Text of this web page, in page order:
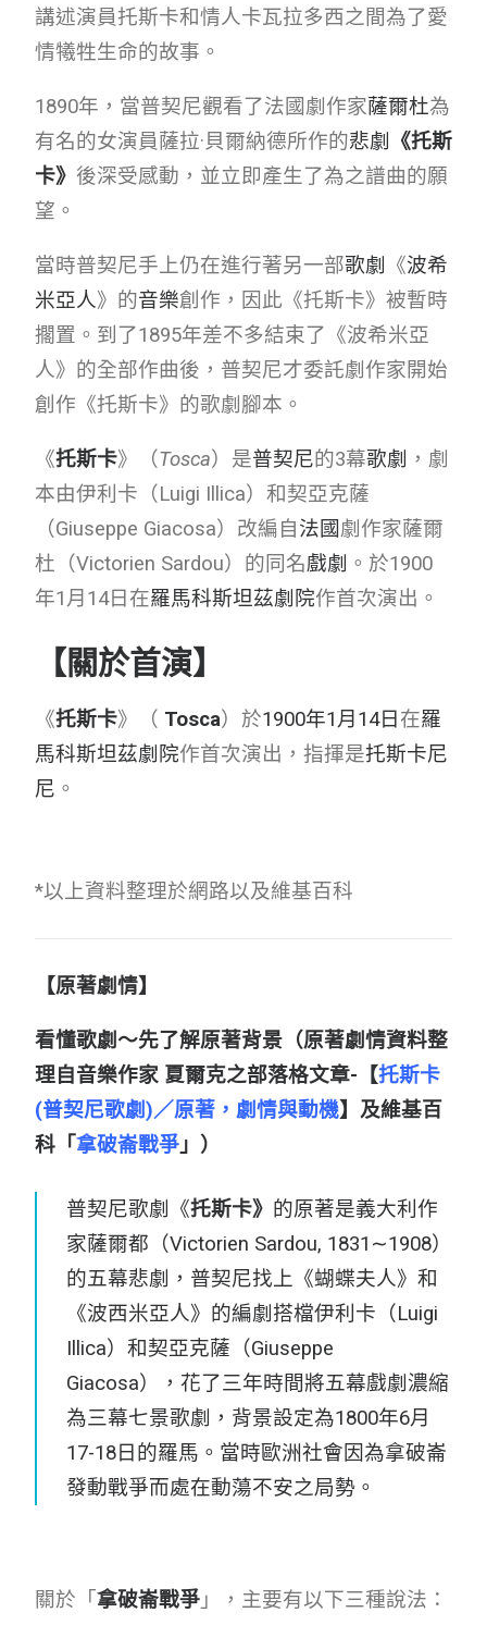
講述演員托斯卡和情人卡瓦拉多西之間為了愛
情犧牲生命的故事。
1890年，當普契尼觀看了法國劇作家薩爾杜為
有名的女演員薩拉·貝爾納德所作的悲劇 《托斯
卡》 後深受感動，並立即產生了為之譜曲的願
望。
當時普契尼手上仍在進行著另一部歌劇 《波希
米亞人》的音樂創作，因此《托斯卡》被暫時
擱置。到了1895年差不多結束了《波希米亞
人》的全部作曲後，普契尼才委託劇作家開始
創作《托斯卡》的歌劇腳本。
《托斯卡》（Tosca）是普契尼的3幕歌劇 ，劇
本由伊利卡（Luigi Illica）和契亞克薩
（Giuseppe Giacosa）改編自法國劇作家薩爾
杜（Victorien Sardou）的同名戲劇 。於1900
年1月14日在羅馬科斯坦茲劇院作首次演出。
【關於首演】
《托斯卡》（ Tosca）於1900年1月14日 在羅
馬科斯坦茲劇院作首次演出，指揮是托斯卡尼
尼 。
*以上資料整理於網路以及維基百科
【原著劇情】
看懂歌劇～先了解原著背景（原著劇情資料整
理自音樂作家 夏爾克之部落格文章-【托斯卡
(普契尼歌劇)／原著，劇情與動機】及維基百
科「拿破崙戰爭 」）
普契尼歌劇《托斯卡》 的原著是義大利作
家薩爾都（Victorien Sardou, 1831∼1908）
的五幕悲劇，普契尼找上《蝴蝶夫人》和
《波西米亞人》的編劇搭檔伊利卡（Luigi
Illica）和契亞克薩（Giuseppe
Giacosa），花了三年時間將五幕戲劇濃縮
為三幕七景歌劇，背景設定為1800年6月
17-18日的羅馬。當時歐洲社會因為拿破崙
發動戰爭而處在動蕩不安之局勢。
關於「 拿破崙戰爭 」，主要有以下三種說法：